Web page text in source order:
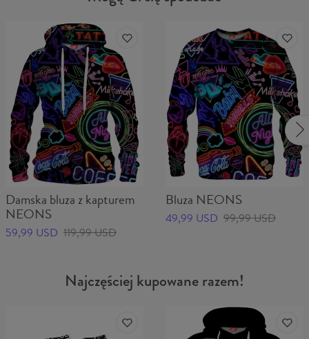
Damska bluza z kapturem
NEONS
59,99 USD 119,99 USD
Bluza NEONS
49,99 USD 99,99 USD
Najczęściej kupowane razem!